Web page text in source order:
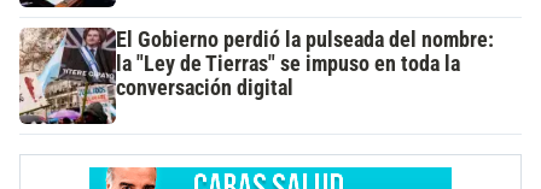
El Gobierno perdió la pulseada del nombre:
la "Ley de Tierras" se impuso en toda la
conversación digital